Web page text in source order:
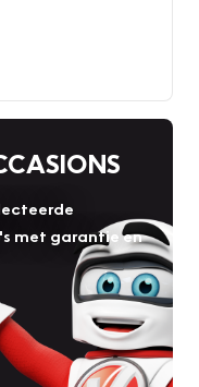
met garantie en